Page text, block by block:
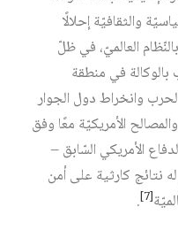
والثقافيّة إحلالًا
العالميّ، في ظلّ
في منطقة
وانخراط دول الجوار
الأمريكيّة معًا وفق
الأمريكي السّابق –
نتائج كارثية على أمن
[7]
.